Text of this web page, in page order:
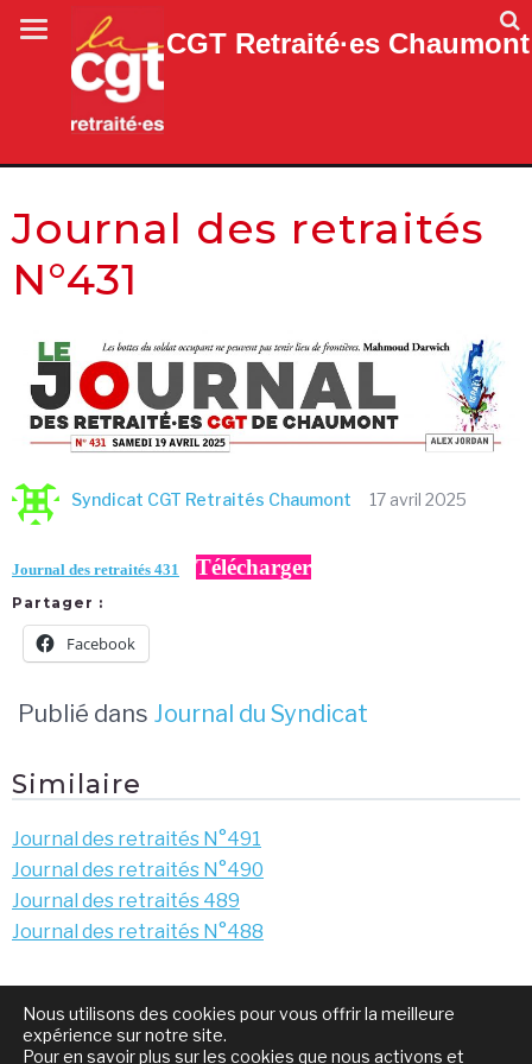
CGT Retraité·es Chaumont
Journal des retraités
N°431
Syndicat CGT Retraités Chaumont 17 avril 2025
Journal des retraités 431 Télécharger
Partager :
Facebook
Publié dans Journal du Syndicat
Similaire
Journal des retraités N°491
Journal des retraités N°490
Journal des retraités 489
Journal des retraités N°488
Navigation
de
N°430
Nous utilisons des cookies pour vous offrir la meilleure
expérience sur notre site.
Pour en savoir plus sur les cookies que nous activons et